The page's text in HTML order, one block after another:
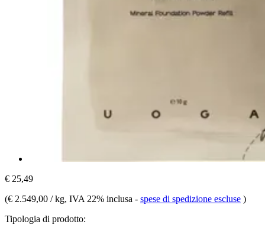
€ 25,49
(€ 2.549,00 / kg, IVA 22% inclusa - spese di spedizione escluse )
Tipologia di prodotto: